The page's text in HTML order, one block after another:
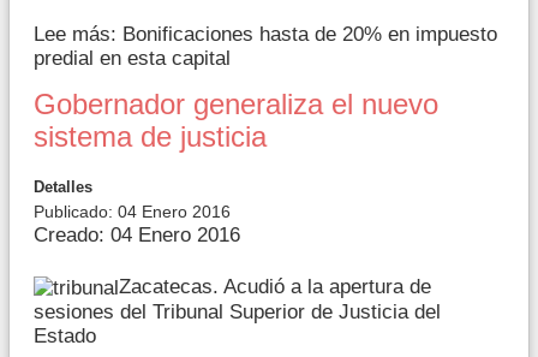
Lee más: Bonificaciones hasta de 20% en impuesto
predial en esta capital
Gobernador generaliza el nuevo
sistema de justicia
Detalles
Publicado: 04 Enero 2016
Creado: 04 Enero 2016
Zacatecas. Acudió a la apertura de
sesiones del Tribunal Superior de Justicia del
Estado